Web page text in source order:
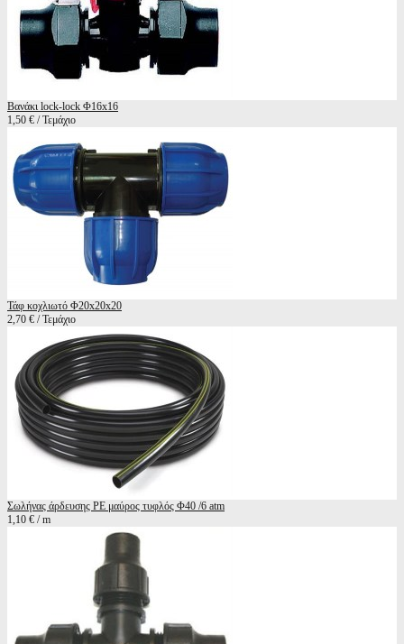
Βανάκι lock-lock Φ16x16
1,50 € / Τεμάχιο
Τάφ κοχλιωτό Φ20x20x20
2,70 € / Τεμάχιο
Σωλήνας άρδευσης ΡΕ μαύρος τυφλός Φ40 /6 atm
1,10 € / m